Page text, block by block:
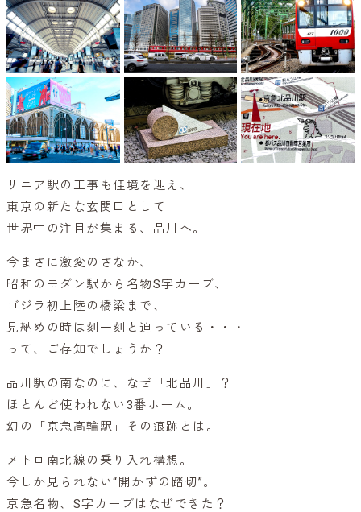
リニア駅の工事も佳境を迎え、
東京の新たな玄関口として
世界中の注目が集まる、品川へ。
今まさに激変のさなか、
昭和のモダン駅から名物S字カーブ、
ゴジラ初上陸の橋梁まで、
見納めの時は刻一刻と迫っている・・・
って、ご存知でしょうか？
品川駅の南なのに、なぜ「北品川」？
ほとんど使われない3番ホーム。
幻の「京急高輪駅」その痕跡とは。
メトロ南北線の乗り入れ構想。
今しか見られない“開かずの踏切”。
京急名物、S字カーブはなぜできた？